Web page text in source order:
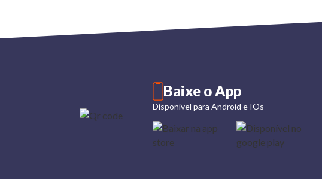
Baixe o App
Disponível para Android e IOs